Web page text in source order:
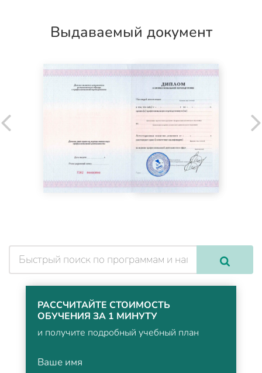
Выдаваемый документ
РАССЧИТАЙТЕ СТОИМОСТЬ
ОБУЧЕНИЯ ЗА 1 МИНУТУ
и получите подробный учебный план
Ваше имя